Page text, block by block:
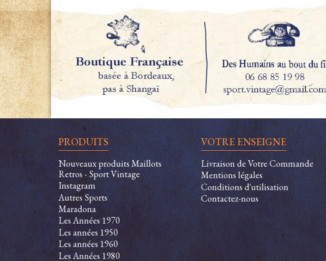
PRODUITS
Nouveaux produits Maillots
Retros - Sport Vintage
Instagram
Autres Sports
Maradona
Les Années 1970
Les années 1950
Les années 1960
Les Années 1980
VOTRE ENSEIGNE
Livraison de Votre Commande
Mentions légales
Conditions d'utilisation
Contactez-nous